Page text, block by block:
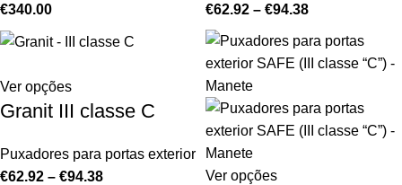
€340.00
€62.92 – €94.38
Ver opções
Granit III classe C
Puxadores para portas exterior
€62.92 – €94.38 Ver opções